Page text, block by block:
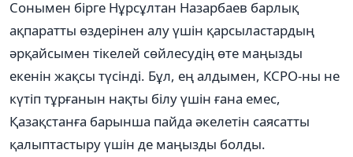
Сонымен бірге Нұрсұлтан Назарбаев барлық
ақпаратты өздерінен алу үшін қарсыластардың
әрқайсымен тікелей сөйлесудің өте маңызды
екенін жақсы түсінді. Бұл, ең алдымен, КСРО-ны не
күтіп тұрғанын нақты білу үшін ғана емес,
Қазақстанға барынша пайда әкелетін саясатты
қалыптастыру үшін де маңызды болды.